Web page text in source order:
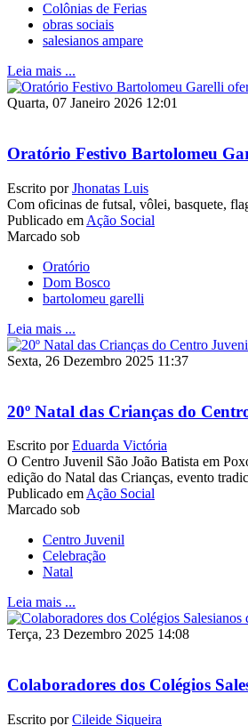
Colônias de Ferias
obras sociais
salesianos ampare
Leia mais ...
Quarta, 07 Janeiro 2026 12:01
Oratório Festivo Bartolomeu
Escrito porJhonatas Luis
Com oficinas de futsal, vôlei, basquete,
Publicado em Ação Social
Marcado sob
Oratório
Dom Bosco
bartolomeu garelli
Leia mais ...
Sexta, 26 Dezembro 2025 11:37
20º Natal das Crianças do
Escrito porEduarda Victória
O Centro Juvenil São João Batista em
edição do Natal das Crianças, evento
Publicado em Ação Social
Marcado sob
Centro Juvenil
Celebração
Natal
Leia mais ...
Terça, 23 Dezembro 2025 14:08
Colaboradores dos Colégios
Escrito porCileide Siqueira